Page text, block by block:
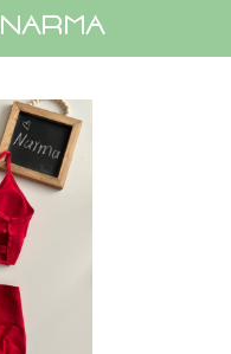
​narma